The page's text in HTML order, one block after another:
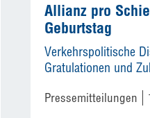
Allianz pro
Geburtstag
Verkehrspolitische
Gratulationen und
Pressemitteilungen